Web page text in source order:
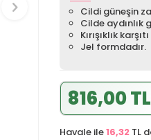
Cildi güneşin
Cilde aydınlık
Kırışıklık
Jel formdadır.
816,00 TL
Havale ile16,32 TL